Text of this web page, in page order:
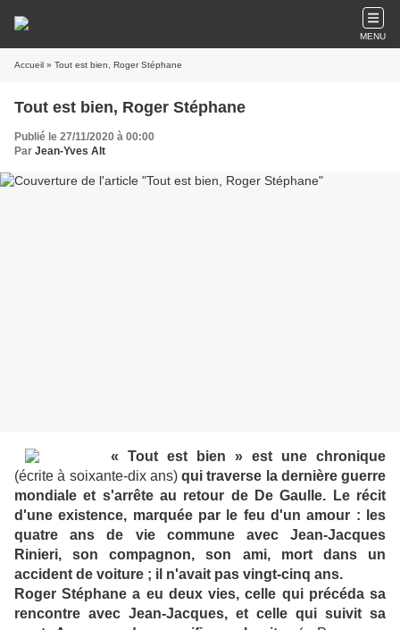
MENU
Accueil » Tout est bien, Roger Stéphane
Tout est bien, Roger Stéphane
Publié le 27/11/2020 à 00:00
Par Jean-Yves Alt
« Tout est bien » est une chronique
(écrite à soixante-dix ans) qui traverse la dernière guerre
mondiale et s'arrête au retour de De Gaulle. Le récit
d'une existence, marquée par le feu d'un amour : les
quatre ans de vie commune avec Jean-Jacques
Rinieri, son compagnon, son ami, mort dans un
accident de voiture ; il n'avait pas vingt-cinq ans.
Roger Stéphane a eu deux vies, celle qui précéda sa
rencontre avec Jean-Jacques, et celle qui suivit sa